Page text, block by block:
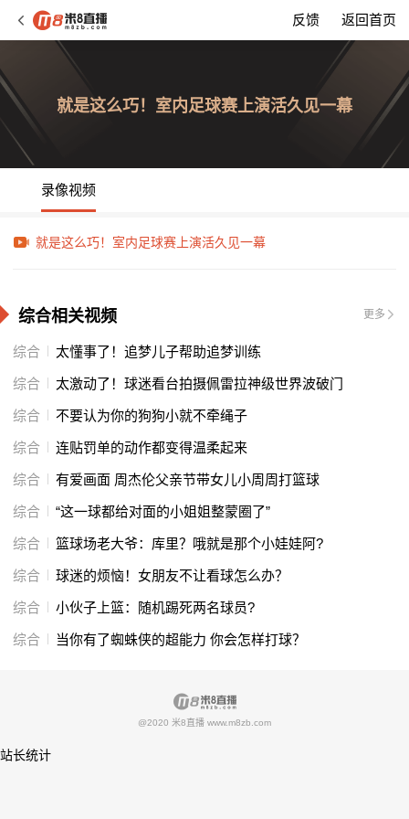
反馈 返回首页
就是这么巧！室内足球赛上演活久见一幕
录像视频
就是这么巧！室内足球赛上演活久见一幕
综合相关视频 更多
综合 太懂事了！追梦儿子帮助追梦训练
综合 太激动了！球迷看台拍摄佩雷拉神级世界波破门
综合 不要认为你的狗狗小就不牵绳子
综合 连贴罚单的动作都变得温柔起来
综合 有爱画面 周杰伦父亲节带女儿小周周打篮球
综合 “这一球都给对面的小姐姐整蒙圈了”
综合 篮球场老大爷：库里？哦就是那个小娃娃阿?
综合 球迷的烦恼！女朋友不让看球怎么办？
综合 小伙子上篮：随机踢死两名球员?
综合 当你有了蜘蛛侠的超能力 你会怎样打球？
@2020 米8直播 www.m8zb.com
站长统计